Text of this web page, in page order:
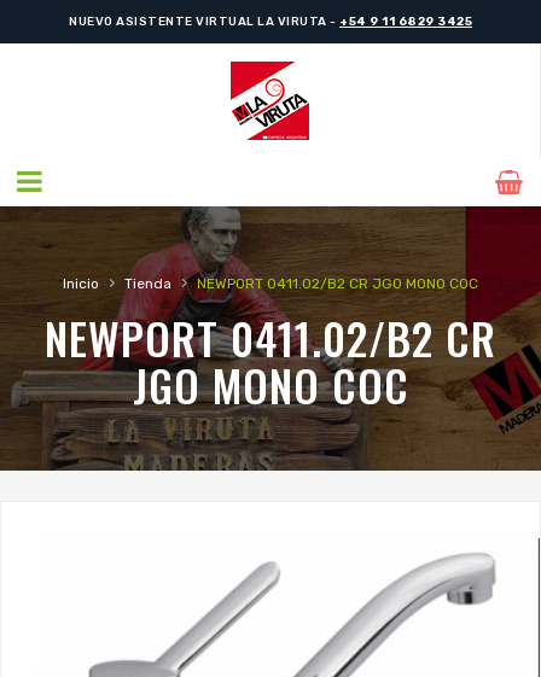
NUEVO ASISTENTE VIRTUAL LA VIRUTA - +54 9 11 6829 3425
Inicio › Tienda › NEWPORT 0411.02/B2 CR JGO MONO COC
NEWPORT 0411.02/B2 CR
JGO MONO COC